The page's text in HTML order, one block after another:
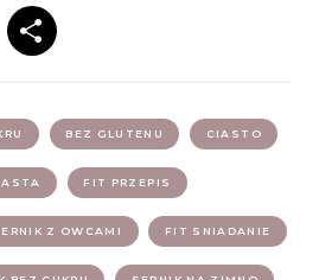
Email
BEZ GLUTENU CIASTO
FIT PRZEPIS
Z OWCAMI FIT SNIADANIE